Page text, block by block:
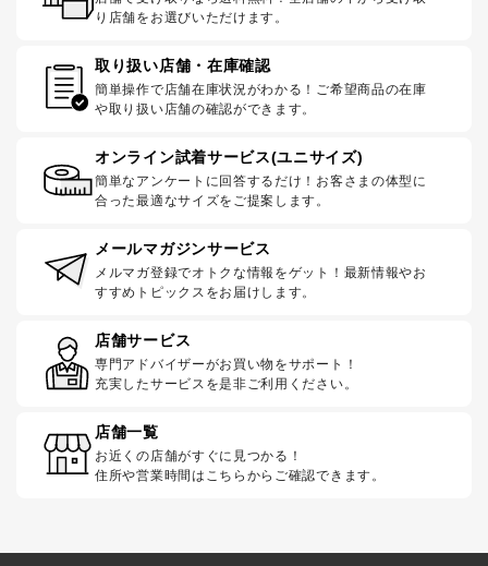
り店舗をお選びいただけます。
取り扱い店舗・在庫確認
簡単操作で店舗在庫状況がわかる！ご希望商品の在庫
や取り扱い店舗の確認ができます。
オンライン試着サービス(ユニサイズ)
簡単なアンケートに回答するだけ！お客さまの体型に
合った最適なサイズをご提案します。
メールマガジンサービス
メルマガ登録でオトクな情報をゲット！最新情報やお
すすめトピックスをお届けします。
店舗サービス
専門アドバイザーがお買い物をサポート！
充実したサービスを是非ご利用ください。
店舗一覧
お近くの店舗がすぐに見つかる！
住所や営業時間はこちらからご確認できます。